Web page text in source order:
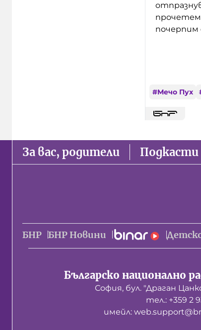
прочетем
почерпим
#Мечо Пух
За вас, родители Подкасти
БНР БНР Новини
Българско национално
София, бул. "Драган
тел.: +359 2
имейл: